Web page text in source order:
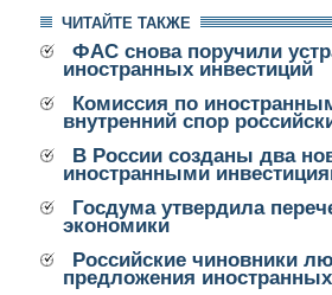
ЧИТАЙТЕ ТАКЖЕ
ФАС снова поручили
иностранных инвестиций
Комиссия по
внутренний спор
В России созданы два
иностранными
Госдума утвердила
экономики
Российские чиновники
предложения